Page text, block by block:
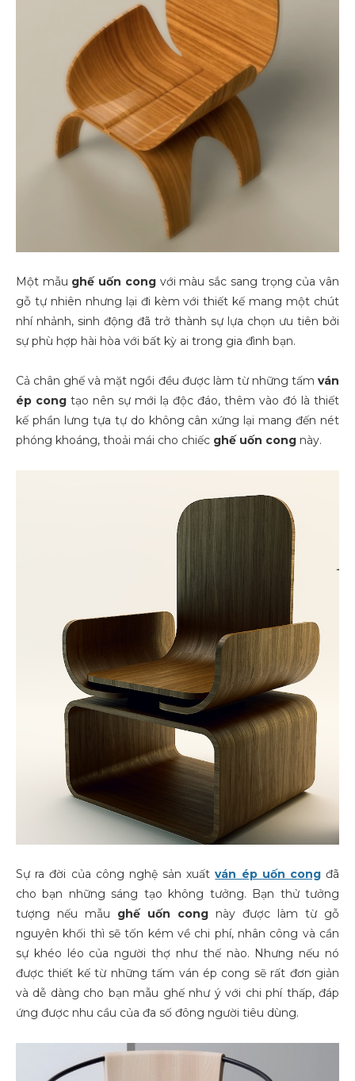
Một mẫu ghế uốn congvới màu sắc sang trọng của vân
gỗ tự nhiên nhưng lại đi kèm với thiết kế mang một chút
nhí nhảnh, sinh động đã trở thành sự lựa chọn ưu tiên bởi
sự phù hợp hài hòa với bất kỳ ai trong gia đình bạn.
Cả chân ghế và mặt ngồi đều được làm từ những tấm ván
ép cong tạo nên sự mới lạ độc đáo, thêm vào đó là thiết
kế phần lưng tựa tự do không cân xứng lại mang đến nét
phóng khoáng, thoải mái cho chiếc ghế uốn cong này.
Sự ra đời của công nghệ sản xuất ván ép uốn congđã
cho bạn những sáng tạo không tưởng. Bạn thử tưởng
tượng nếu mẫu ghế uốn cong này được làm từ gỗ
nguyên khối thì sẽ tốn kém về chi phí, nhân công và cần
sự khéo léo của người thợ như thế nào. Nhưng nếu nó
được thiết kế từ những tấm ván ép cong sẽ rất đơn giản
và dễ dàng cho bạn mẫu ghế như ý với chi phí thấp, đáp
ứng được nhu cầu của đa số đông người tiêu dùng.